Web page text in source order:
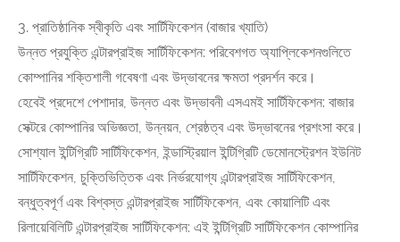
3. প্রাতিষ্ঠানিক স্বীকৃতি এবং সার্টিফিকেশন (বাজার খ্যাতি)
উন্নত প্রযুক্তি এন্টারপ্রাইজ সার্টিফিকেশন: পরিবেশগত অ্যাপ্লিকেশনগুলিতে
কোম্পানির শক্তিশালী গবেষণা এবং উদ্ভাবনের ক্ষমতা প্রদর্শন করে।
হেবেই প্রদেশে পেশাদার, উন্নত এবং উদ্ভাবনী এসএমই সার্টিফিকেশন: বাজার
সেক্টরে কোম্পানির অভিজ্ঞতা, উন্নয়ন, শ্রেষ্ঠত্ব এবং উদ্ভাবনের প্রশংসা করে।
সোশ্যাল ইন্টিগ্রিটি সার্টিফিকেশন, ইন্ডাস্ট্রিয়াল ইন্টিগ্রিটি ডেমোনস্ট্রেশন ইউনিট
সার্টিফিকেশন, চুক্তিভিত্তিক এবং নির্ভরযোগ্য এন্টারপ্রাইজ সার্টিফিকেশন,
বন্ধুত্বপূর্ণ এবং বিশ্বস্ত এন্টারপ্রাইজ সার্টিফিকেশন, এবং কোয়ালিটি এবং
রিলায়েবিলিটি এন্টারপ্রাইজ সার্টিফিকেশন: এই ইন্টিগ্রিটি সার্টিফিকেশন কোম্পানির